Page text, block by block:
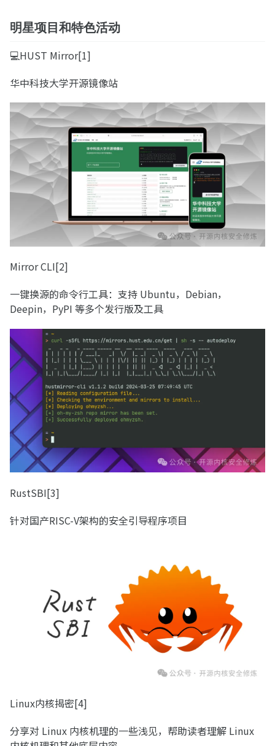
明星项目和特色活动
💻HUST Mirror[1]
华中科技大学开源镜像站
Mirror CLI[2]
一键换源的命令行工具：支持 Ubuntu，Debian，
Deepin，PyPI 等多个发行版及工具
RustSBI[3]
针对国产RISC-V架构的安全引导程序项目
Linux内核揭密[4]
分享对 Linux 内核机理的一些浅见，帮助读者理解 Linux